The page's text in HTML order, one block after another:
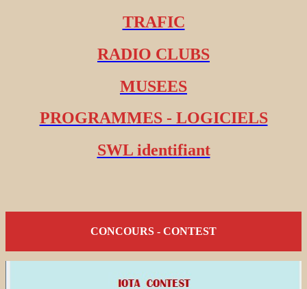
TRAFIC
RADIO CLUBS
MUSEES
PROGRAMMES - LOGICIELS
SWL identifiant
CONCOURS - CONTEST